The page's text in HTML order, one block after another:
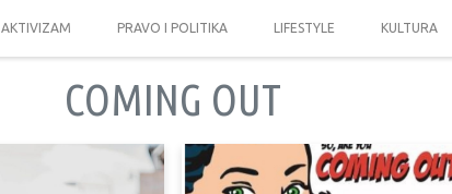
AKTIVIZAM PRAVO I POLITIKA LIFESTYLE KULTURA
COMING OUT